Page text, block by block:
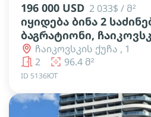
196 000 USD 2 033$ / მ²
იყიდება ბინა 2
ბაგრატიონი,
ჩაიკოვსკის ქუჩა , 1
2
96.4 მ²
ID 5136ЮТ